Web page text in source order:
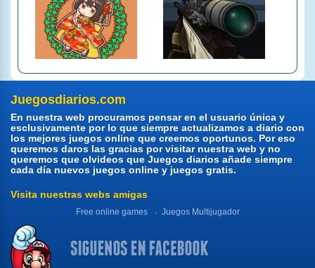
Juegosdiarios.com
En nuestra web procuramos pensar en el usuario única y
esclusivamente por lo que siempre actualizamos a diario con
los mejores juegos online que creemos oportunos. Por eso
queremos daros las gracias por visitar nuestra web y no
queremos que olvideos que Juegos diarios añade siempre
cada día nuevos juegos online y juegos gratis.
Visita nuestras webs amigas
Free online games Juegos Multijugador